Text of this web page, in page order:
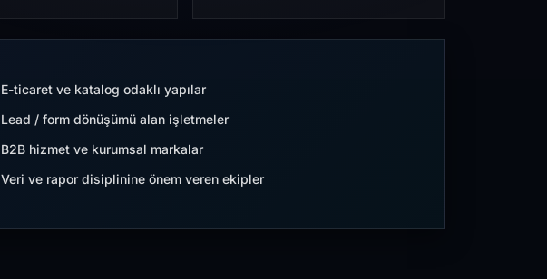
E-ticaret ve katalog odaklı yapılar
Lead / form dönüşümü alan işletmeler
B2B hizmet ve kurumsal markalar
Veri ve rapor disiplinine önem veren ekipler